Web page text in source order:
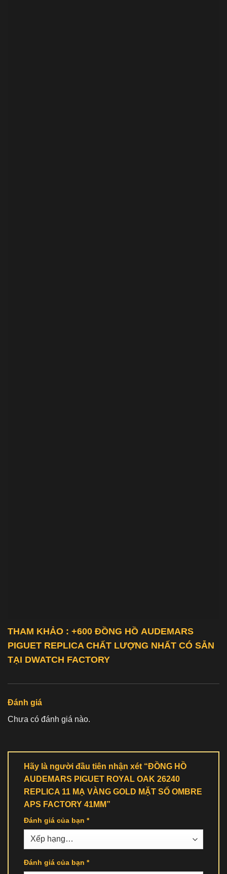
THAM KHẢO : +600 ĐỒNG HỒ AUDEMARS
PIGUET REPLICACHẤT LƯỢNG NHẤT CÓ SẴN
TẠI DWATCH FACTORY
Đánh giá
Chưa có đánh giá nào.
Hãy là người đầu tiên nhận xét “ĐỒNG HỒ
AUDEMARS PIGUET ROYAL OAK 26240
REPLICA 11 MẠ VÀNG GOLD MẶT SỐ OMBRE
APS FACTORY 41MM”
Đánh giá của bạn *
Đánh giá của bạn *